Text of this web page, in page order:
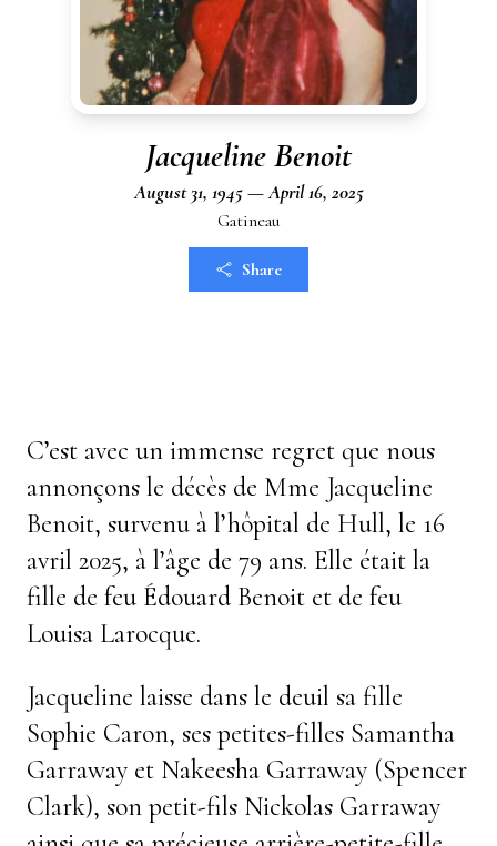
Jacqueline Benoit
August 31, 1945 — April 16, 2025
Gatineau
Share
C’est avec un immense regret que nous
annonçons le décès de Mme Jacqueline
Benoit, survenu à l’hôpital de Hull, le 16
avril 2025, à l’âge de 79 ans. Elle était la
fille de feu Édouard Benoit et de feu
Louisa Larocque.
Jacqueline laisse dans le deuil sa fille
Sophie Caron, ses petites-filles Samantha
Garraway et Nakeesha Garraway (Spencer
Clark), son petit-fils Nickolas Garraway